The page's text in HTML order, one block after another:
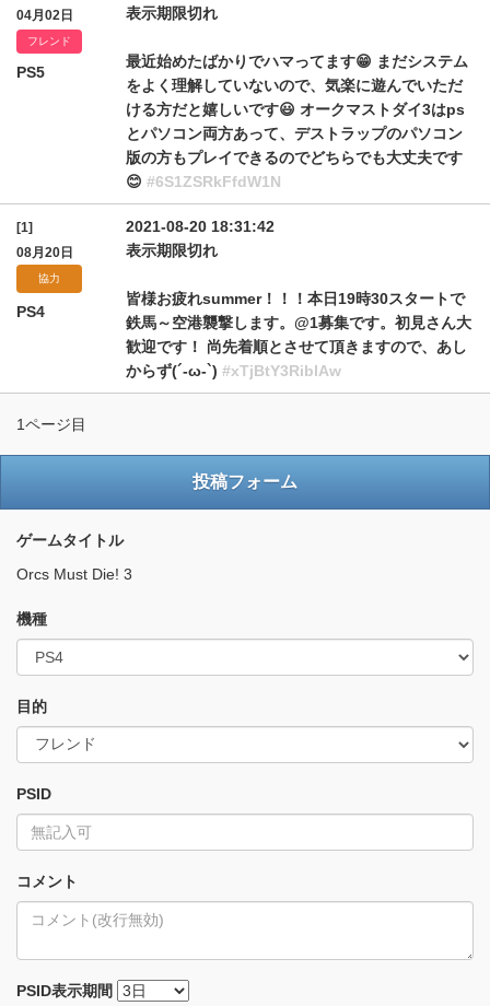
04月02日
フレンド
PS5
表示期限切れ
最近始めたばかりでハマってます😁 まだシステム
をよく理解していないので、気楽に遊んでいただ
ける方だと嬉しいです😃 オークマストダイ3はps
とパソコン両方あって、デストラップのパソコン
版の方もプレイできるのでどちらでも大丈夫です
😊 #6S1ZSRkFfdW1N
[1]
08月20日
協力
PS4
2021-08-20 18:31:42
表示期限切れ
皆様お疲れsummer！！！本日19時30スタートで
鉄馬～空港襲撃します。@1募集です。初見さん大
歓迎です！ 尚先着順とさせて頂きますので、あし
からず(´-ω-`) #xTjBtY3RiblAw
1ページ目
投稿フォーム
ゲームタイトル
Orcs Must Die! 3
機種
目的
PSID
コメント
PSID表示期間